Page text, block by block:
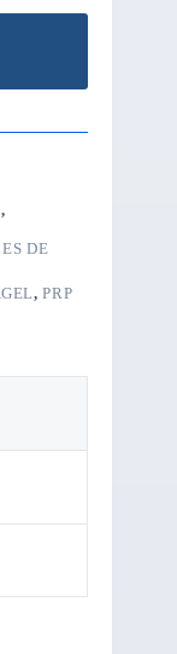
,
DE
,PRP